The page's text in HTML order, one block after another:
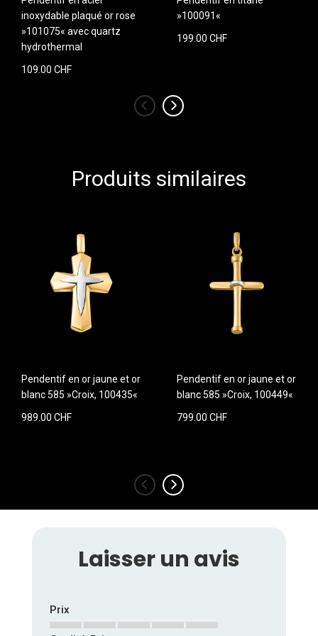
inoxydable plaqué or rose
»101075« avec quartz
hydrothermal
109.00 CHF
»100091«
199.00 CHF
‹ ›
Produits similaires
Pendentif en or jaune et or
blanc 585 »Croix, 100435«
989.00 CHF
Pendentif en or jaune et or
blanc 585 »Croix, 100449«
799.00 CHF
‹ ›
Laisser un avis
Prix